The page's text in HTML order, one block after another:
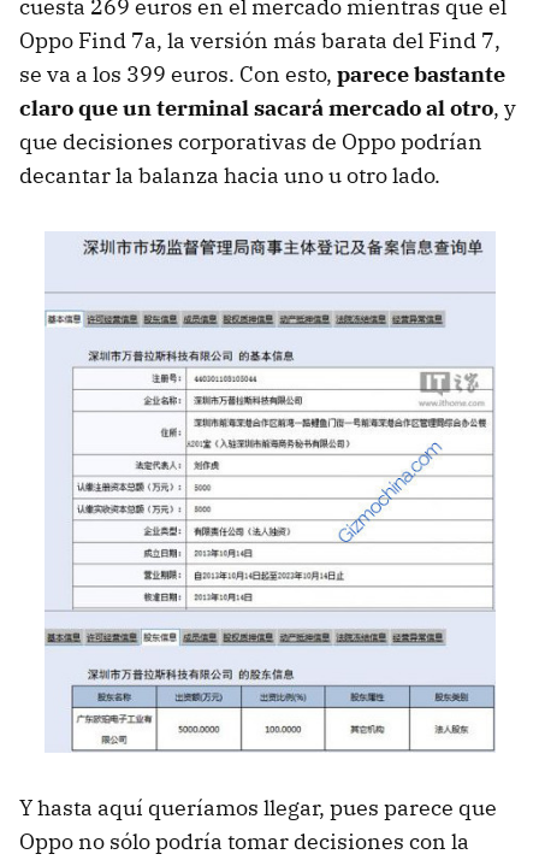
cuesta 269 euros en el mercado mientras que el
Oppo Find 7a, la versión más barata del Find 7,
se va a los 399 euros. Con esto, parece bastante
claro que un terminal sacará mercado al otro, y
que decisiones corporativas de Oppo podrían
decantar la balanza hacia uno u otro lado.
Y hasta aquí queríamos llegar, pues parece que
Oppo no sólo podría tomar decisiones con la